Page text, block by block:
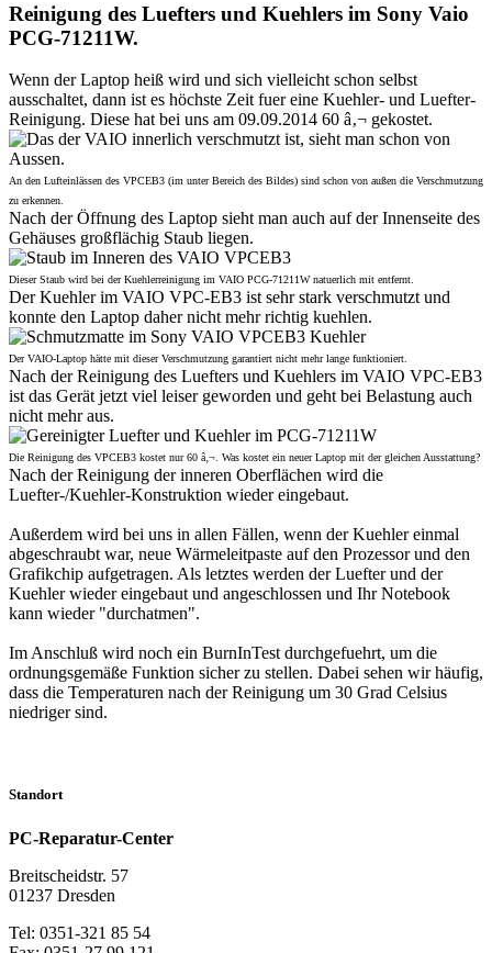
Reinigung des Luefters und Kuehlers im Sony Vaio
PCG-71211W.
Wenn der Laptop heiß wird und sich vielleicht schon selbst
ausschaltet, dann ist es höchste Zeit fuer eine Kuehler- und Luefter-
Reinigung. Diese hat bei uns am 09.09.2014 60 â‚¬ gekostet.
An den Lufteinlässen des VPCEB3 (im unter Bereich des Bildes) sind schon von außen die Verschmutzung
zu erkennen.
Nach der Öffnung des Laptop sieht man auch auf der Innenseite des
Gehäuses großflächig Staub liegen.
Dieser Staub wird bei der Kuehlerreinigung im VAIO PCG-71211W natuerlich mit entfernt.
Der Kuehler im VAIO VPC-EB3 ist sehr stark verschmutzt und
konnte den Laptop daher nicht mehr richtig kuehlen.
Der VAIO-Laptop hätte mit dieser Verschmutzung garantiert nicht mehr lange funktioniert.
Nach der Reinigung des Luefters und Kuehlers im VAIO VPC-EB3
ist das Gerät jetzt viel leiser geworden und geht bei Belastung auch
nicht mehr aus.
Die Reinigung des VPCEB3 kostet nur 60 â‚¬. Was kostet ein neuer Laptop mit der gleichen Ausstattung?
Nach der Reinigung der inneren Oberflächen wird die
Luefter-/Kuehler-Konstruktion wieder eingebaut.
Außerdem wird bei uns in allen Fällen, wenn der Kuehler einmal
abgeschraubt war, neue Wärmeleitpaste auf den Prozessor und den
Grafikchip aufgetragen. Als letztes werden der Luefter und der
Kuehler wieder eingebaut und angeschlossen und Ihr Notebook
kann wieder "durchatmen".
Im Anschluß wird noch ein BurnInTest durchgefuehrt, um die
ordnungsgemäße Funktion sicher zu stellen. Dabei sehen wir häufig,
dass die Temperaturen nach der Reinigung um 30 Grad Celsius
niedriger sind.
Standort
PC-Reparatur-Center
Breitscheidstr. 57
01237 Dresden
Tel: 0351-321 85 54